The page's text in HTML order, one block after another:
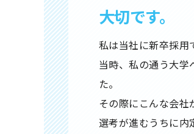
大切です。
私は当社に新卒採用
当時、私の通う大学
た。
その際にこんな会社
選考が進むうちに内